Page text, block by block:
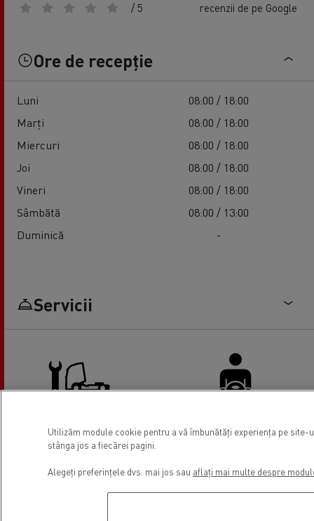
/ 5 recenzii de pe Google
Ore de recepție
Luni
08:00 / 18:00
Marți
08:00 / 18:00
Miercuri
08:00 / 18:00
Joi
08:00 / 18:00
Vineri
08:00 / 18:00
Sâmbătă
08:00 / 13:00
Duminică
-
Servicii
Reparații si mentenanță
Facilități Șoferi
Utilizăm module cookie pentru a vă îmbunătăți experiența pe
stânga jos a fiecărei pagini.
Alegeți preferințele dvs. mai jos sau aflați mai multe despre